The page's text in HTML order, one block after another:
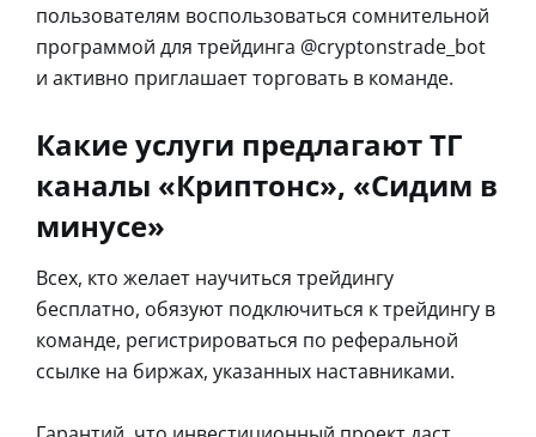
пользователям воспользоваться сомнительной
программой для трейдинга @cryptonstrade_bot
и активно приглашает торговать в команде.
Какие услуги предлагают ТГ
каналы «Криптонс», «Сидим в
минусе»
Всех, кто желает научиться трейдингу
бесплатно, обязуют подключиться к трейдингу в
команде, регистрироваться по реферальной
ссылке на биржах, указанных наставниками.